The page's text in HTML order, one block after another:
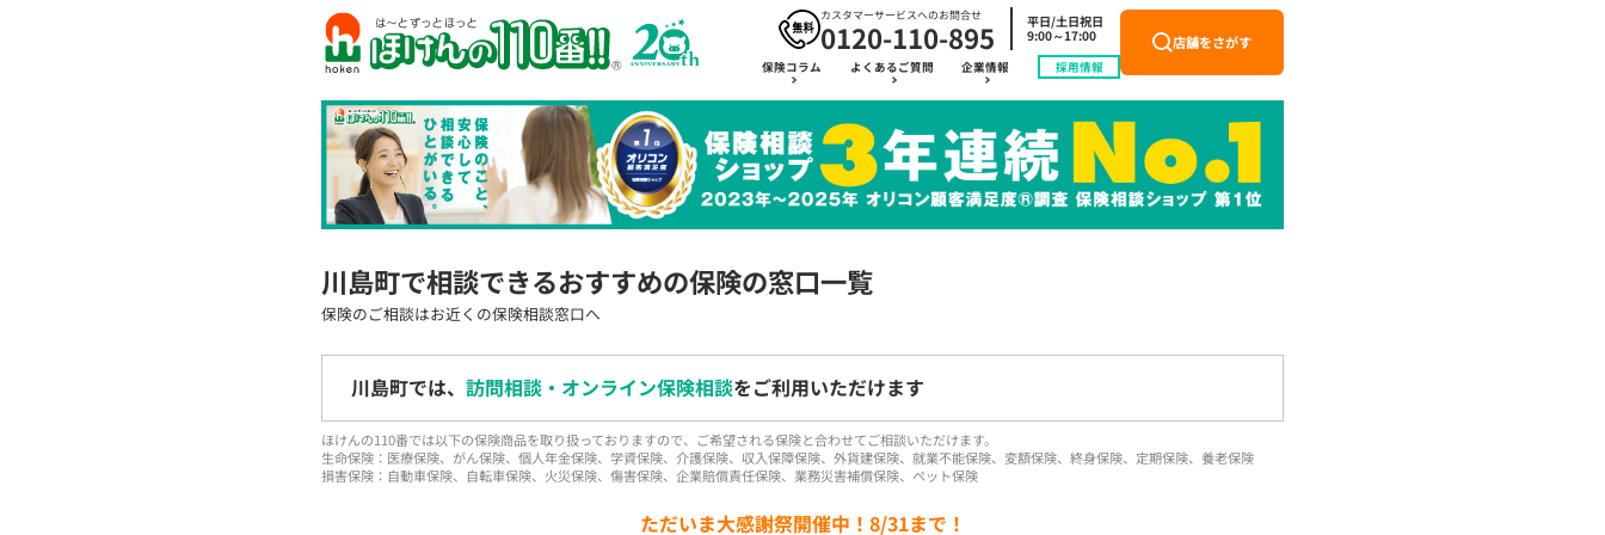
カスタマーサービスへのお問合せ
0120-110-895
平日/土日祝日
9:00～17:00
保険コラム よくあるご質問 企業情報 採用情報
店舗をさがす
川島町で相談できるおすすめの保険の窓口一覧
保険のご相談はお近くの保険相談窓口へ
川島町では、 訪問相談・オンライン保険相談をご利用いただけます
ほけんの110番では以下の保険商品を取り扱っておりますので、ご希望される保険と合わせてご相談いただけます。
生命保険：医療保険、がん保険、個人年金保険、学資保険、介護保険、収入保障保険、外貨建保険、就業不能保険、変額保険、終身保険、定期保険、養老保険
損害保険：自動車保険、自転車保険、火災保険、傷害保険、企業賠償責任保険、業務災害補償保険、ペット保険
ただいま大感謝祭開催中！8/31まで！